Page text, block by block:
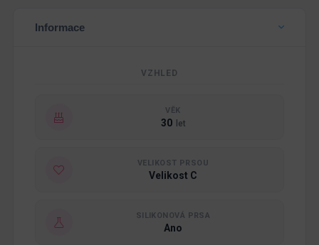
Informace
VZHLED
VĚK
30 let
VELIKOST PRSOU
Velikost C
SILIKONOVÁ PRSA
Ano